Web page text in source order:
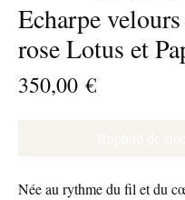
Echarpe
rose Lotus et
350,00 €Prix
Née au rythme du fil et du